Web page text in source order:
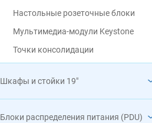
Настольные розеточные блоки
Мультимедиа-модули Keystone
Точки консолидации
Шкафы и стойки 19"
Блоки распределения питания (PDU)